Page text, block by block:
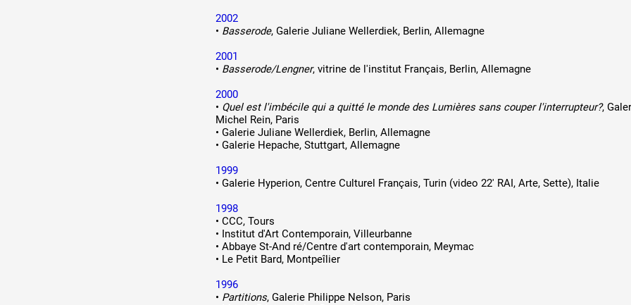
2002
• Basserode, Galerie Juliane Wellerdiek, Berlin, Allemagne
2001
• Basserode/Lengner, vitrine de l'institut Français, Berlin, Allemagne
2000
• Quel est l'imbécile qui a quitté le monde des Lumières sans couper l'interrupteur?,
Michel Rein, Paris
• Galerie Juliane Wellerdiek, Berlin, Allemagne
• Galerie Hepache, Stuttgart, Allemagne
1999
• Galerie Hyperion, Centre Culturel Français, Turin (video 22' RAI, Arte, Sette), Italie
1998
• CCC, Tours
• Institut d'Art Contemporain, Villeurbanne
• Abbaye St-And ré/Centre d'art contemporain, Meymac
• Le Petit Bard, Montpeîlier
1996
• Partitions, Galerie Philippe Nelson, Paris